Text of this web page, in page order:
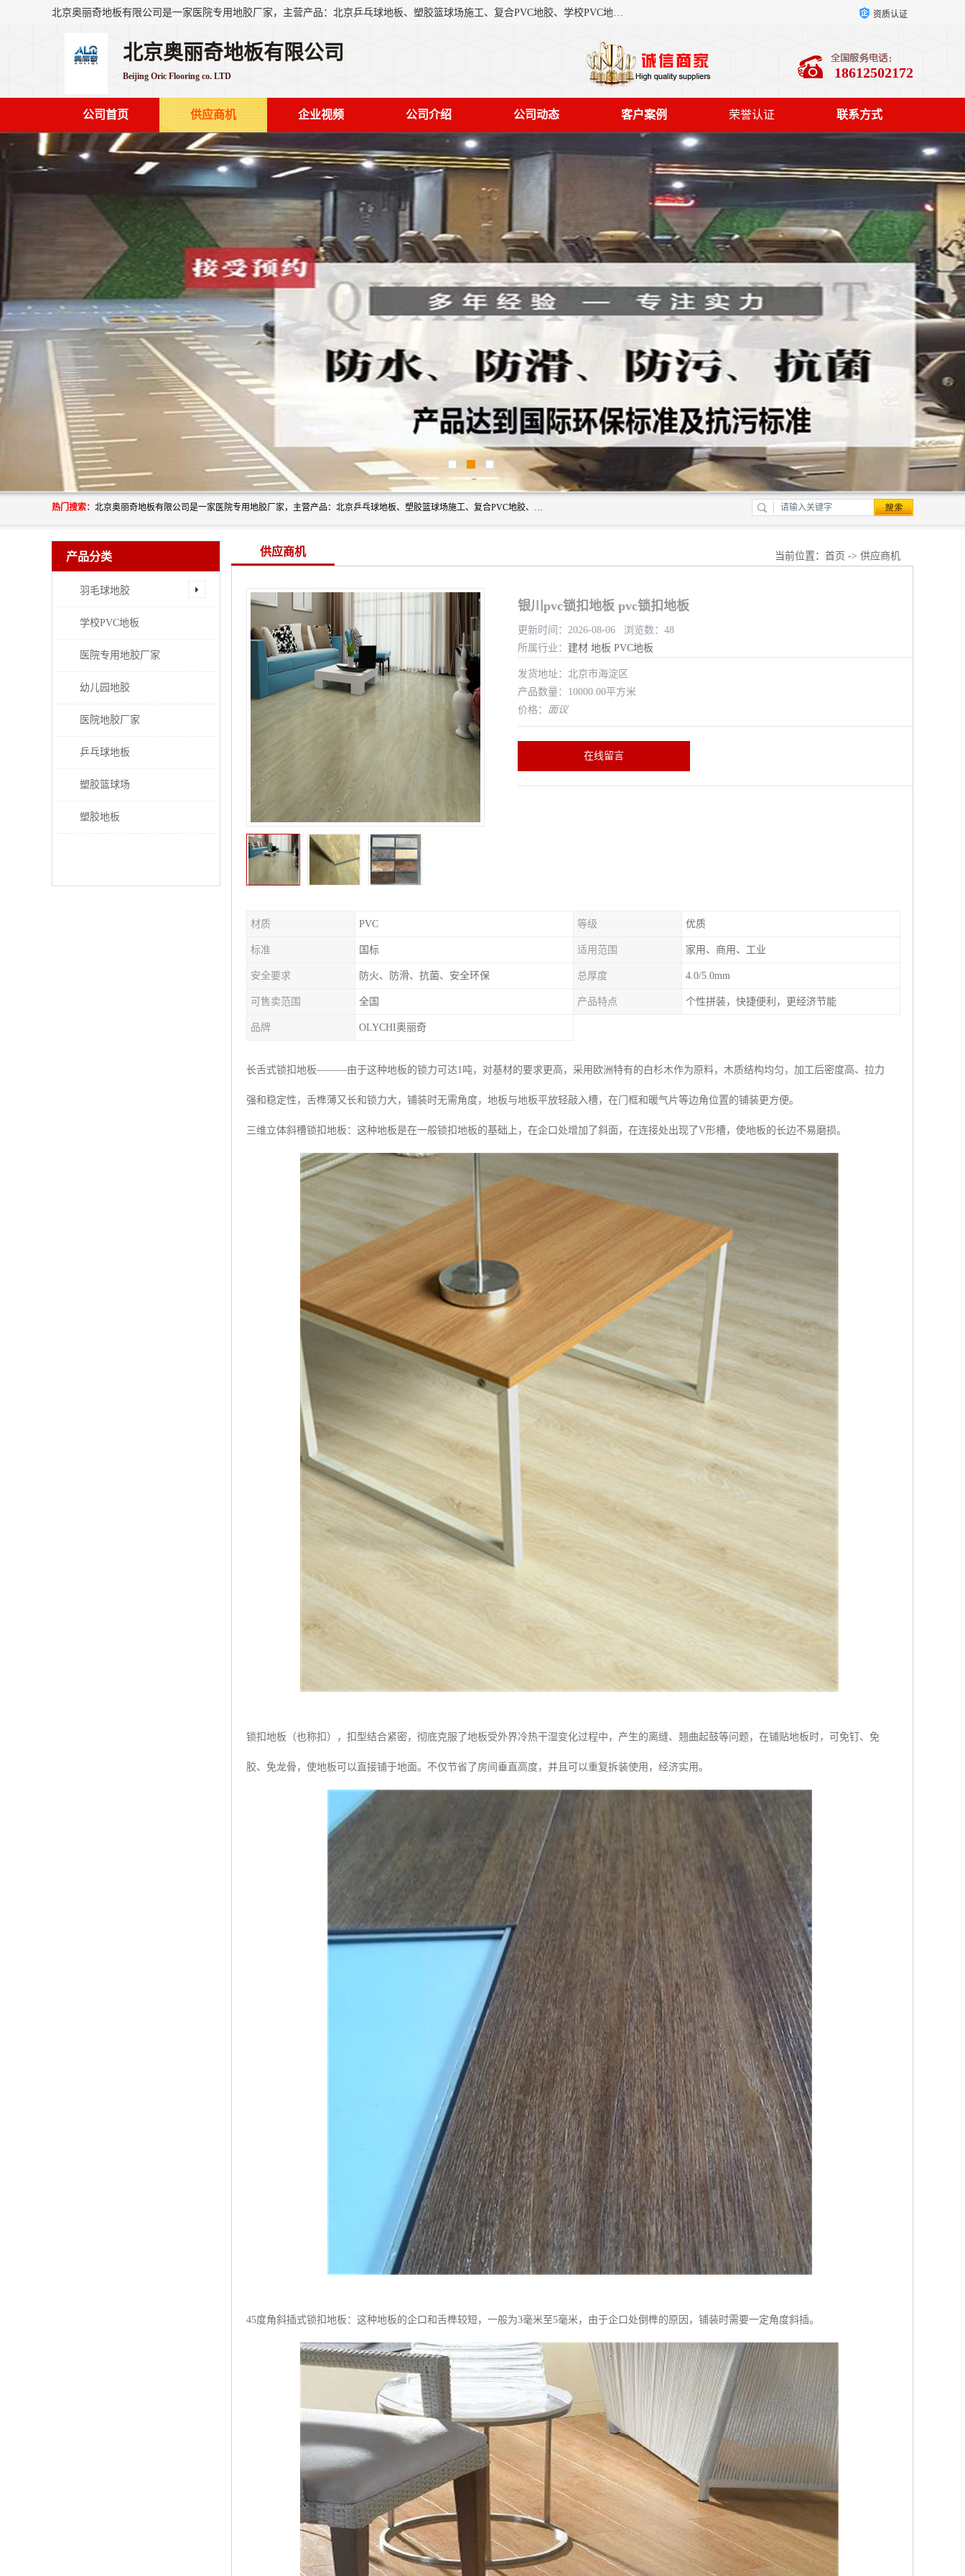
北京奥丽奇地板有限公司是一家医院专用地胶厂家，主营产品：北京乒乓球地板、塑胶篮球场施工、复合PVC地胶、学校PVC地板、幼儿园地胶等，奥丽奇是一家销售为一体PVC地板，塑胶地板为主的销售企业，公司所生产的PVC塑胶地板产品主要用于办公楼、医院、 机场、学校、幼儿园、商场、交通工具、宾馆、车站等公共场所。 资质认证
北京奥丽奇地板有限公司
Beijing Oric Flooring co. LTD 18612502172
公司首页 供应商机 企业视频 公司介绍 公司动态 客户案例 荣誉认证 联系方式
热门搜索： 北京奥丽奇地板有限公司是一家医院专用地胶厂家，主营产品：北京乒乓球地板、塑胶篮球场施工、复合PVC地胶、学校PVC地板、幼儿园地胶等，奥丽奇是一家销售为一体PVC地板，塑胶地板为主的销售企业，公司所生产的PVC塑胶地板产品主要用于办公楼、医院、 机场、学校、幼儿园、商场、交通工具、宾馆、车站等公共场所。
产品分类
羽毛球地胶
学校PVC地板
医院专用地胶厂家
幼儿园地胶
医院地胶厂家
乒乓球地板
塑胶篮球场
塑胶地板
供应商机 当前位置： 首页 -> 供应商机
银川pvc锁扣地板 pvc锁扣地板
更新时间：2026-08-06 浏览数：48
所属行业： 建材 地板 PVC地板
发货地址：北京市海淀区
产品数量：10000.00平方米
价格： 面议
在线留言
材质 PVC 等级 优质
标准 国标 适用范围 家用、商用、工业
安全要求 防火、防滑、抗菌、安全环保 总厚度 4.0/5.0mm
可售卖范围 全国 产品特点 个性拼装，快捷便利，更经济节能
品牌 OLYCHI奥丽奇
长舌式锁扣地板———由于这种地板的锁力可达1吨，对基材的要求更高，采用欧洲特有的白杉木作为原料，木质结构均匀，加工后密度高、拉力
强和稳定性，舌榫薄又长和锁力大，铺装时无需角度，地板与地板平放轻敲入槽，在门框和暖气片等边角位置的铺装更方便。
三维立体斜槽锁扣地板：这种地板是在一般锁扣地板的基础上，在企口处增加了斜面，在连接处出现了V形槽，使地板的长边不易磨损。
锁扣地板（也称扣），扣型结合紧密，彻底克服了地板受外界冷热干湿变化过程中，产生的离缝、翘曲起鼓等问题，在铺贴地板时，可免钉、免
胶、免龙骨，使地板可以直接铺于地面。不仅节省了房间垂直高度，并且可以重复拆装使用，经济实用。
45度角斜插式锁扣地板：这种地板的企口和舌榫较短，一般为3毫米至5毫米，由于企口处倒榫的原因，铺装时需要一定角度斜插。